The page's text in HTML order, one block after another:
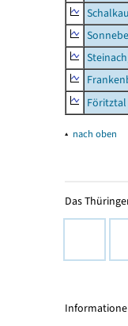
Föritztal
▴ nach oben
Das